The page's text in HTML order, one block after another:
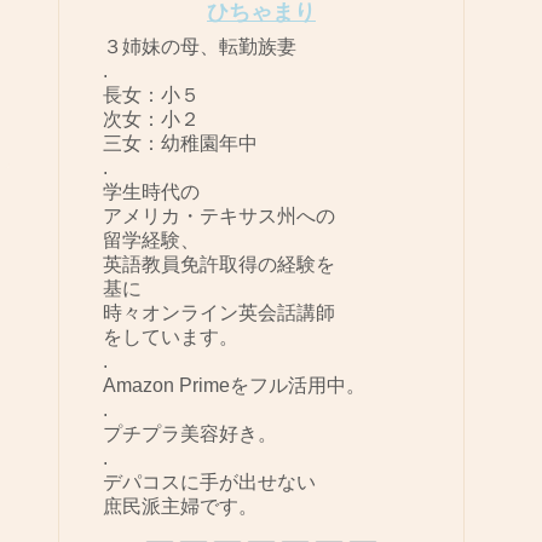
ひちゃまり
３姉妹の母、転勤族妻
.
長女：小５
次女：小２
三女：幼稚園年中
.
学生時代の
アメリカ・テキサス州への
留学経験、
英語教員免許取得の経験を
基に
時々オンライン英会話講師
をしています。
.
Amazon Primeをフル活用中。
.
プチプラ美容好き。
.
デパコスに手が出せない
庶民派主婦です。